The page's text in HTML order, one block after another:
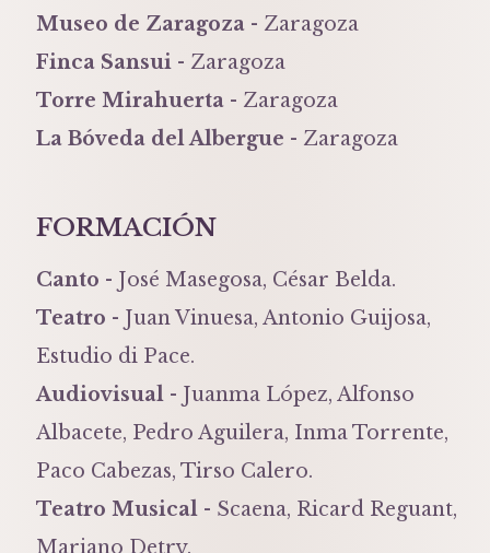
Museo de Zaragoza - Zaragoza
Finca Sansui - Zaragoza
Torre Mirahuerta - Zaragoza
La Bóveda del Albergue - Zaragoza
FORMACIÓN
Canto - José Masegosa, César Belda.
Teatro - Juan Vinuesa, Antonio Guijosa,
Estudio di Pace.
Audiovisual - Juanma López, Alfonso
Albacete, Pedro Aguilera, Inma Torrente,
Paco Cabezas, Tirso Calero.
Teatro Musical - Scaena, Ricard Reguant,
Mariano Detry.